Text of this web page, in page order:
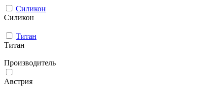
Силикон
Силикон
Титан
Титан
Производитель
Австрия